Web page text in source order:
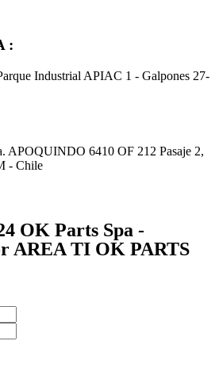
:
Industrial APIAC 1 - Galpones 27-
APOQUINDO 6410 OF 212 Pasaje 2,
- Chile
OK Parts Spa -
AREA TI OK PARTS